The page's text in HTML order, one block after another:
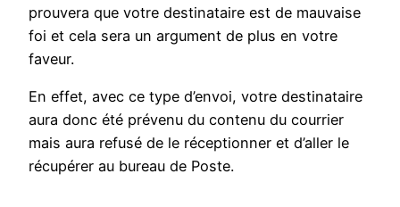
prouvera que votre destinataire est de mauvaise
foi et cela sera un argument de plus en votre
faveur.
En effet, avec ce type d’envoi, votre destinataire
aura donc été prévenu du contenu du courrier
mais aura refusé de le réceptionner et d’aller le
récupérer au bureau de Poste.